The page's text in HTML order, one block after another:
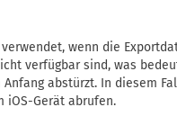
wenn die
verfügbar sind, was
Anfang abstürzt. In diesem
iOS-Gerät abrufen.